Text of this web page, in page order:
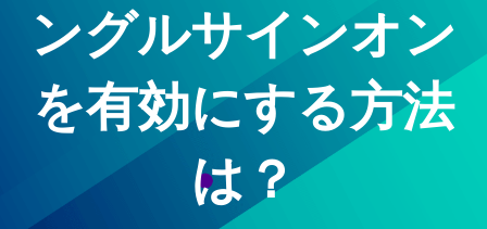
ングルサインオン
を有効にする方法
は？